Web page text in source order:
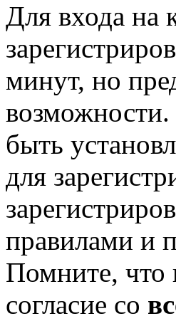
Для входа
минут, но
быть
для
правилами и
Помните, что
согласие со